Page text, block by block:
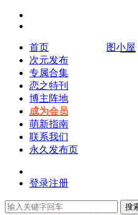
图小屋
首页
次元发布
专属合集
恋之特刊
博主阵地
成为会员
萌新指南
联系我们
永久发布页
登录注册
搜